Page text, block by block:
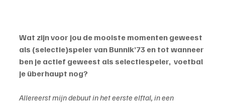
Wat zijn voor jou de mooiste momenten geweest
als (selectie)speler van Bunnik’73 en tot wanneer
ben je actief geweest als selectiespeler,  voetbal
je überhaupt nog?
Allereerst mijn debuut in het eerste elftal, in een